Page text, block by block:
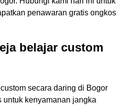
penawaran gratis ongkos
belajar custom
secara daring di Bogor
kenyamanan jangka